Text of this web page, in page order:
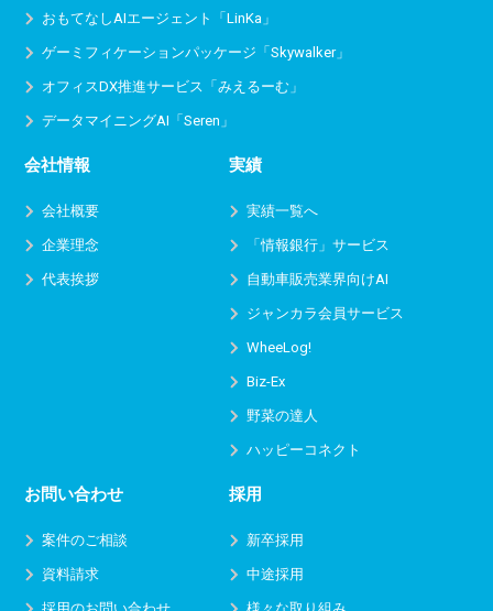
おもてなしAIエージェント「LinKa」
ゲーミフィケーションパッケージ「Skywalker」
オフィスDX推進サービス 「みえるーむ」
データマイニングAI「Seren」
会社情報
会社概要
企業理念
代表挨拶
実績
実績一覧へ
「情報銀行」サービス
自動車販売業界向けAI
ジャンカラ会員サービス
WheeLog!
Biz-Ex
野菜の達人
ハッピーコネクト
お問い合わせ
案件のご相談
資料請求
採用
新卒採用
中途採用